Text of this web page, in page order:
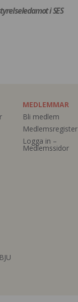
i SES
MEDLEMMAR
Bli medlem
Medlemsregister
Logga in –
Medlemssidor